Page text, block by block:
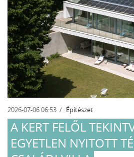
2026-07-06 06:53 Építészet
A KERT FELŐL
EGYETLEN NYITOTT